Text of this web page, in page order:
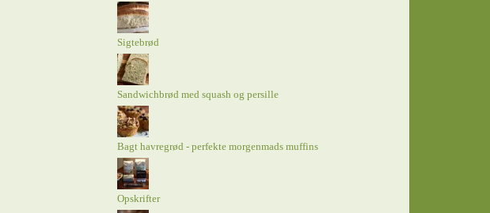
Sigtebrød
Sandwichbrød med squash og persille
Bagt havregrød - perfekte morgenmads muffins
Opskrifter